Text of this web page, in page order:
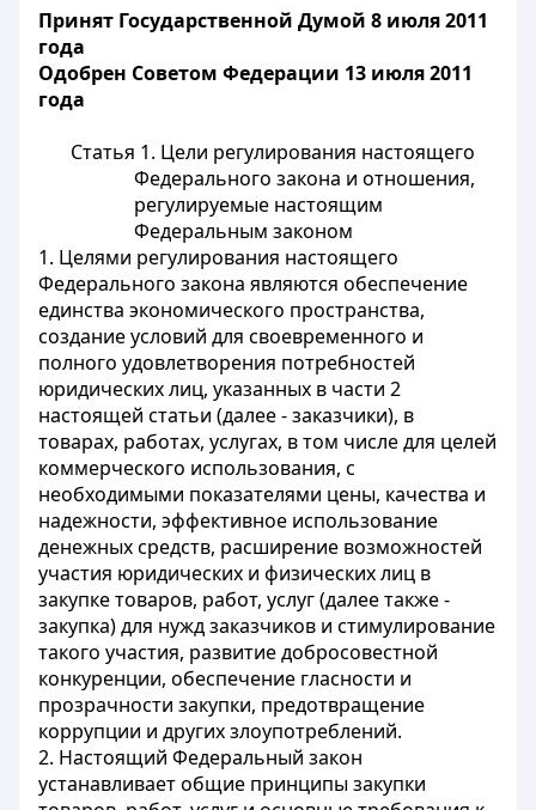
Принят Государственной Думой 8 июля 2011
года
Одобрен Советом Федерации 13 июля 2011
года
Статья 1. Цели регулирования настоящего
Федерального закона и отношения,
регулируемые настоящим
Федеральным законом
1. Целями регулирования настоящего
Федерального закона являются обеспечение
единства экономического пространства,
создание условий для своевременного и
полного удовлетворения потребностей
юридических лиц, указанных в части 2
настоящей статьи (далее - заказчики), в
товарах, работах, услугах, в том числе для целей
коммерческого использования, с
необходимыми показателями цены, качества и
надежности, эффективное использование
денежных средств, расширение возможностей
участия юридических и физических лиц в
закупке товаров, работ, услуг (далее также -
закупка) для нужд заказчиков и стимулирование
такого участия, развитие добросовестной
конкуренции, обеспечение гласности и
прозрачности закупки, предотвращение
коррупции и других злоупотреблений.
2. Настоящий Федеральный закон
устанавливает общие принципы закупки